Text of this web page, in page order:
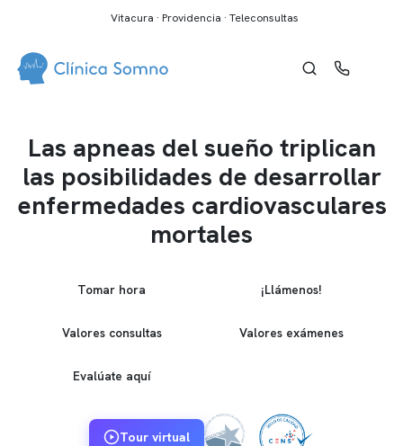
Vitacura · Providencia · Teleconsultas
Las apneas del sueño triplican
las posibilidades de desarrollar
enfermedades cardiovasculares
mortales
Tomar hora ¡Llámenos!
Valores consultas Valores exámenes
Evalúate aquí
Tour virtual